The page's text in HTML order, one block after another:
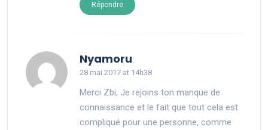
Répondre
Nyamoru
28 mai 2017 at 14h38
Merci Zbi, Je rejoins ton manque de
connaissance et le fait que tout cela est
compliqué pour une personne, comme